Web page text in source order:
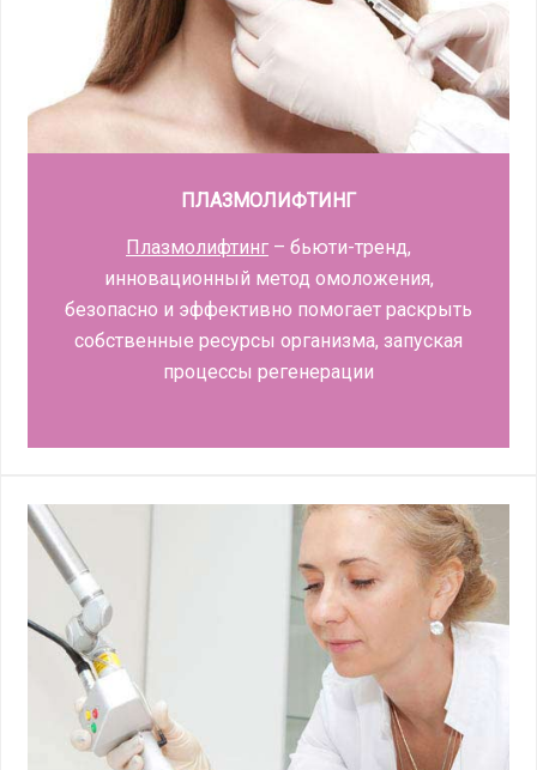
ПЛАЗМОЛИФТИНГ
Плазмолифтинг – бьюти-тренд,
инновационный метод омоложения,
безопасно и эффективно помогает раскрыть
собственные ресурсы организма, запуская
процессы регенерации